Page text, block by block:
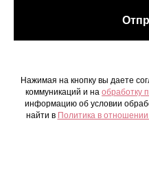
Нажимая на кнопку вы даете
коммуникаций и на обработку
информацию об условии
найти в Политика в